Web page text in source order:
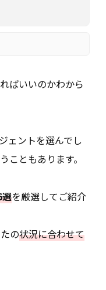
ばいいのかわから
ェントを選んでし
ともあります。
を厳選してご紹介
の状況に合わせて